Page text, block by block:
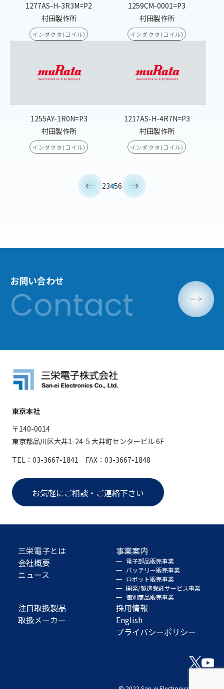
1277AS-H-3R3M=P2
村田製作所
インダクタ(コイル)
1259CM-0001=P3
村田製作所
インダクタ(コイル)
1255AY-1R0N=P3
村田製作所
インダクタ(コイル)
1217AS-H-4R7N=P3
村田製作所
インダクタ(コイル)
23456
お問い合わせ
東京本社
〒140-0014
東京都品川区大井1-24-5 大井町センタービル 6F
TEL：03-3667-1841 FAX：03-3667-1848
お気軽にご相談・ご連絡下さい
三栄電子とは
会社概要
ニュース
事業案内
電子部品販売事業
バッテリー販売事業
ロボット販売事業
開発/製造受託サービス事業
個別商品販売事業
注目取扱製品
取扱メーカー
採用情報
English
プライバシーポリシー